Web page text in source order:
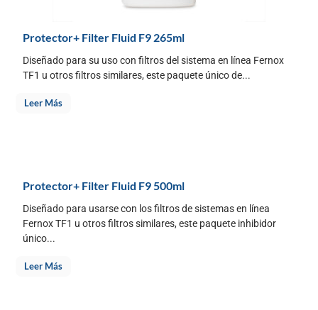
Protector+ Filter Fluid F9 265ml
Diseñado para su uso con filtros del sistema en línea Fernox
TF1 u otros filtros similares, este paquete único de...
Leer Más
Protector+ Filter Fluid F9 500ml
Diseñado para usarse con los filtros de sistemas en línea
Fernox TF1 u otros filtros similares, este paquete inhibidor
único...
Leer Más